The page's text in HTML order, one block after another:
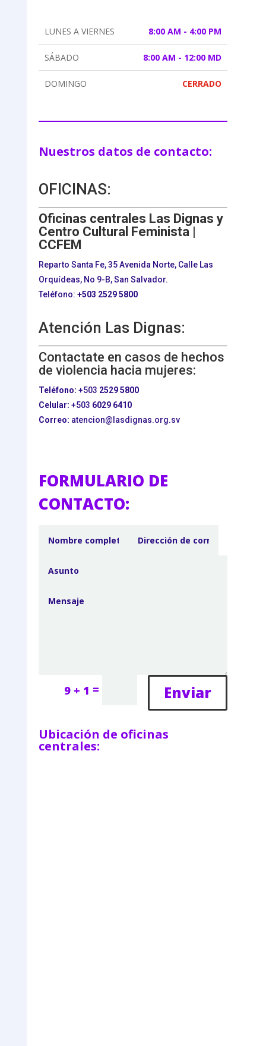
LUNES A VIERNES 8:00 AM - 4:00 PM
SÁBADO 8:00 AM - 12:00 MD
DOMINGO CERRADO
Nuestros datos de contacto:
OFICINAS:
Oficinas centrales Las Dignas y
Centro Cultural Feminista |
CCFEM
Reparto Santa Fe, 35 Avenida Norte, Calle Las
Orquídeas, No 9-B, San Salvador.
Teléfono: +503 2529 5800
Atención Las Dignas:
Contactate en casos de hechos
de violencia hacia mujeres:
Teléfono: +503 2529 5800
Celular: +503 6029 6410
Correo: atencion@lasdignas.org.sv
FORMULARIO DE
CONTACTO:
9 + 1 = Enviar
Ubicación de oficinas
centrales: